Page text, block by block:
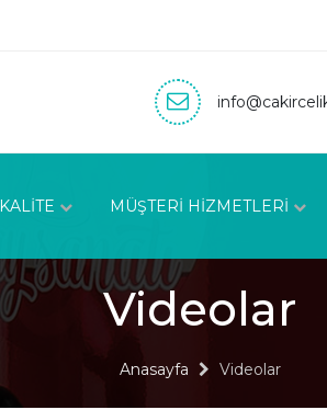
KALİTE MÜŞTERİ HİZMETLERİ
Videolar
Anasayfa Videolar